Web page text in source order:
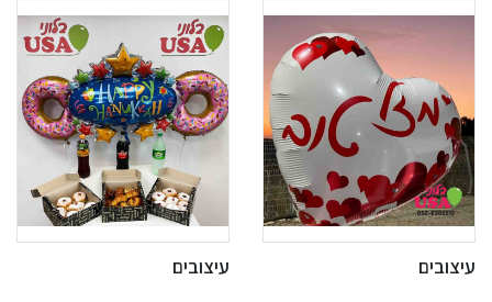
עיצובים עיצובים